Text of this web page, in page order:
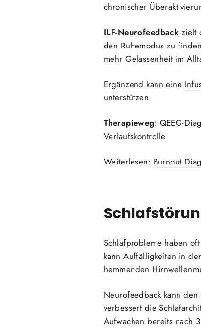
chronischer
ILF-Neurofeedback zielt
den Ruhemodus zu
mehr Gelassenheit im
Ergänzend kann eine
unterstützen.
Therapieweg: QEEG-
Verlaufskontrolle
Weiterlesen: Burnout
Schlafprobleme haben
kann Auffälligkeiten in
hemmenden
Neurofeedback kann den
verbessert die
Aufwachen bereits nach